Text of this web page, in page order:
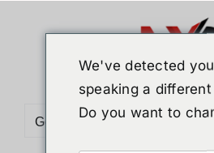
Go to...
We've detected
speaking a
Do you want to